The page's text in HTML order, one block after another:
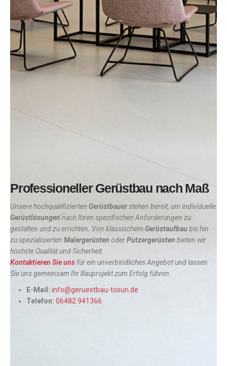
Professioneller Gerüstbau nach Maß
Unsere hochqualifizierten Gerüstbauerstehen bereit, um individuelle
Gerüstlösungen nach Ihren spezifischen Anforderungen zu
gestalten und zu errichten. Von klassischem Gerüstaufbaubis hin
zu spezialisierten Malergerüsten oderPutzergerüsten bieten wir
höchste Qualität und Sicherheit.
Kontaktieren Sie uns für ein unverbindliches Angebot und lassen
Sie uns gemeinsam Ihr Bauprojekt zum Erfolg führen.
E-Mail: info@geruestbau-tosun.de
Telefon: 06482 941366